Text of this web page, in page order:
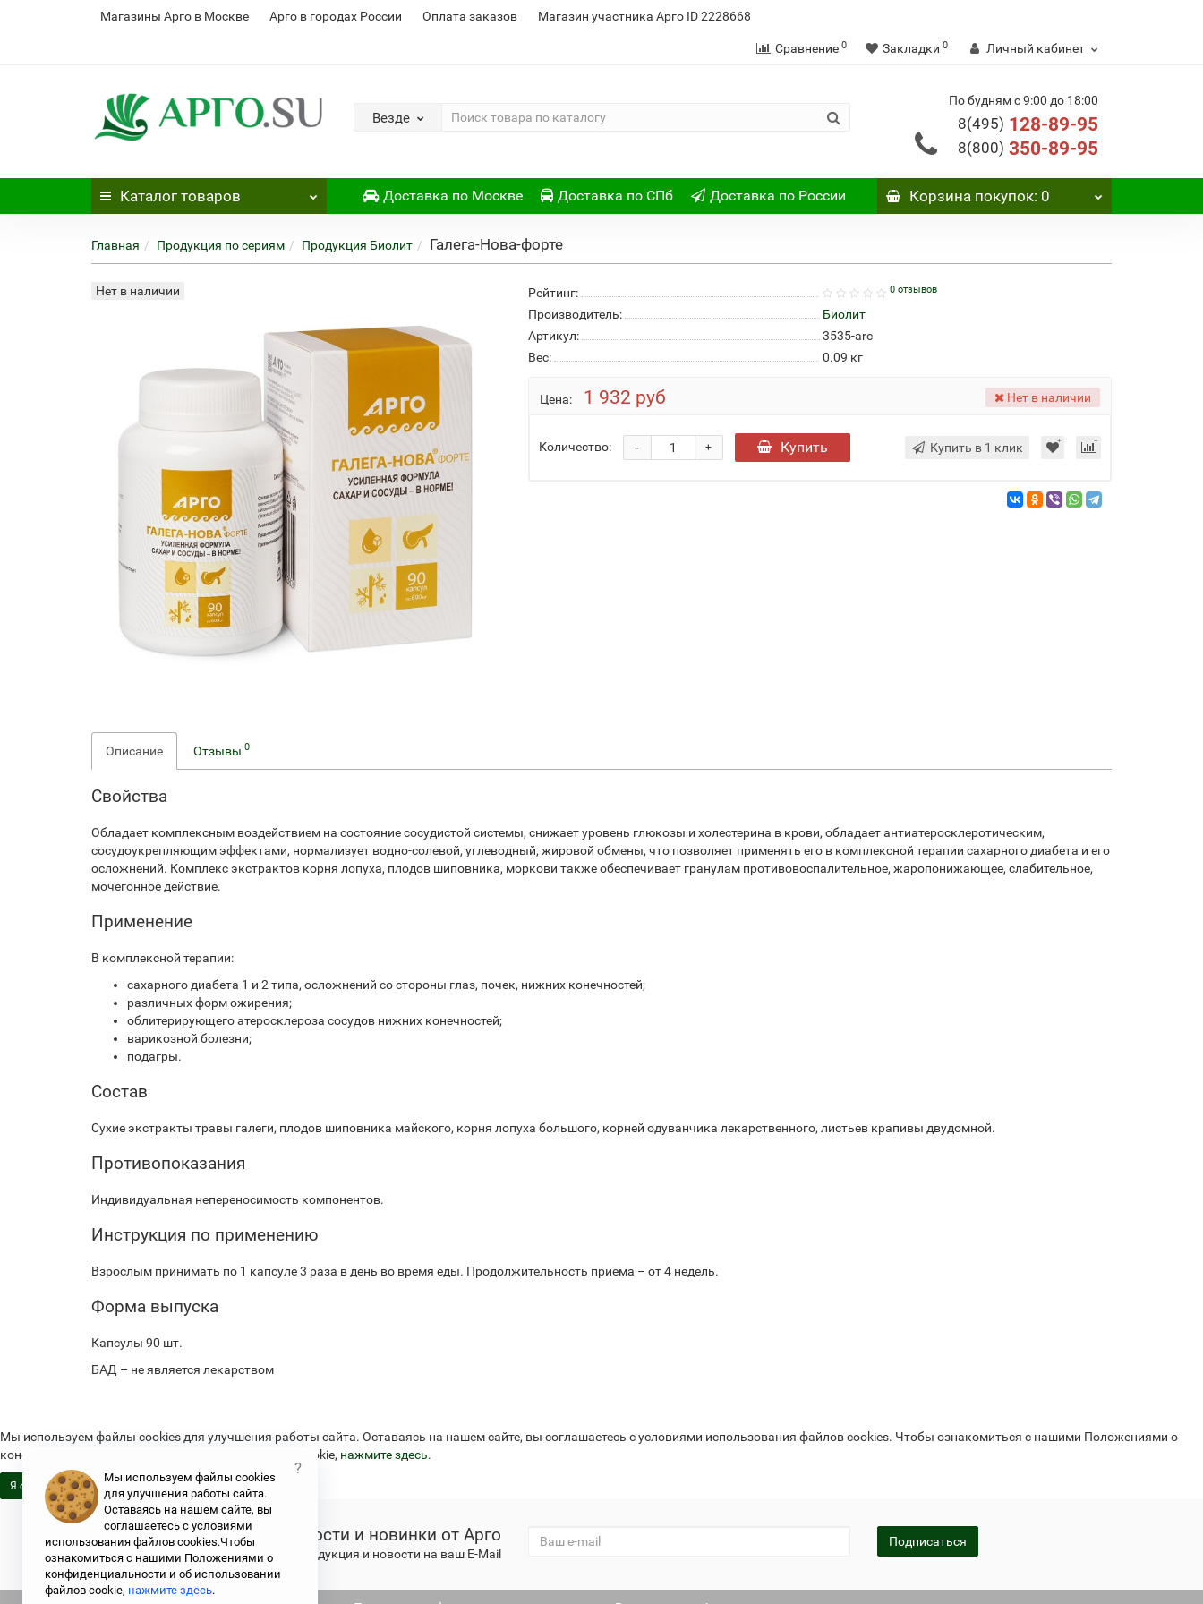
Магазины Арго в Москве Арго в городах России Оплата заказов Магазин участника Арго ID 2228668
Сравнение 0 Закладки 0 Личный кабинет
Везде
По будням с 9:00 до 18:00
8(495) 128-89-95
8(800) 350-89-95
Каталог товаров Доставка по Москве Доставка по СПб Доставка по России Корзинапокупок: 0
Главная Продукция по сериям Продукция Биолит Галега-Нова-форте
Нет в наличии Рейтинг: 0 отзывов
Производитель:
Биолит
Артикул:
3535-arc
Вес:
0.09 кг
Цена: 1 932 руб Нет в наличии
Количество: +
- Купить Купить в 1 клик
Описание Отзывы 0
Свойства
Обладает комплексным воздействием на состояние сосудистой системы, снижает уровень глюкозы и холестерина в крови, обладает антиатеросклеротическим,
сосудоукрепляющим эффектами, нормализует водно-солевой, углеводный, жировой обмены, что позволяет применять его в комплексной терапии сахарного диабета и его
осложнений. Комплекс экстрактов корня лопуха, плодов шиповника, моркови также обеспечивает гранулам противовоспалительное, жаропонижающее, слабительное,
мочегонное действиe.
Применение
В комплексной терапии:
сахарного диабета 1 и 2 типа, осложнений со стороны глаз, почек, нижних конечностей;
различных форм ожирения;
облитерирующего атеросклероза сосудов нижних конечностей;
варикозной болезни;
подагры.
Состав
Сухие экстракты травы галеги, плодов шиповника майского, корня лопуха большого, корней одуванчика лекарственного, листьев крапивы двудомной.
Противопоказания
Индивидуальная непереносимость компонентов.
Инструкция по применению
Взрослым принимать по 1 капсуле 3 раза в день во время еды. Продолжительность приема – от 4 недель.
Форма выпуска
Капсулы 90 шт.
БАД – не является лекарством
Мы используем файлы cookies для улучшения работы сайта. Оставаясь на нашем сайте, вы соглашаетесь с условиями использования файлов cookies. Чтобы ознакомиться с нашими Положениями о
конфиденциальности и об использовании файлов cookie, нажмите здесь.
Я согласен
Новости и новинки от Арго
Свежая продукция и новости на ваш E-Mail
Подписаться
Мы используем файлы cookies
для улучшения работы сайта.
Оставаясь на нашем сайте, вы
соглашаетесь с условиями
использования файлов cookies.Чтобы
ознакомиться с нашими Положениями о
конфиденциальности и об использовании
файлов cookie, нажмите здесь.
?